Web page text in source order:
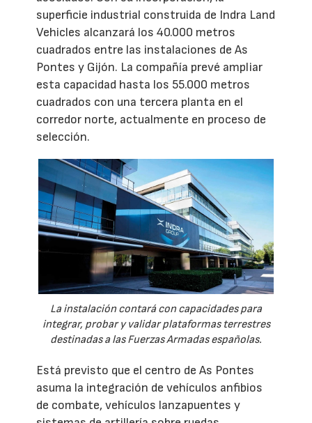
superficie industrial construida de Indra Land
Vehicles alcanzará los 40.000 metros
cuadrados entre las instalaciones de As
Pontes y Gijón. La compañía prevé ampliar
esta capacidad hasta los 55.000 metros
cuadrados con una tercera planta en el
corredor norte, actualmente en proceso de
selección.
La instalación contará con capacidades para
integrar, probar y validar plataformas terrestres
destinadas a las Fuerzas Armadas españolas.
Está previsto que el centro de As Pontes
asuma la integración de vehículos anfibios
de combate, vehículos lanzapuentes y